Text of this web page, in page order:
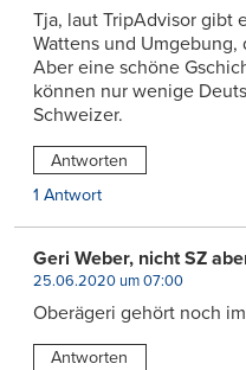
Tja, laut TripAdvisor gibt
Wattens und Umgebung,
Aber eine schöne
können nur wenige
Schweizer.
Antworten
1 Antwort
Geri Weber, nicht SZ
25.06.2020 um 07:00
Oberägeri gehört noch
Antworten